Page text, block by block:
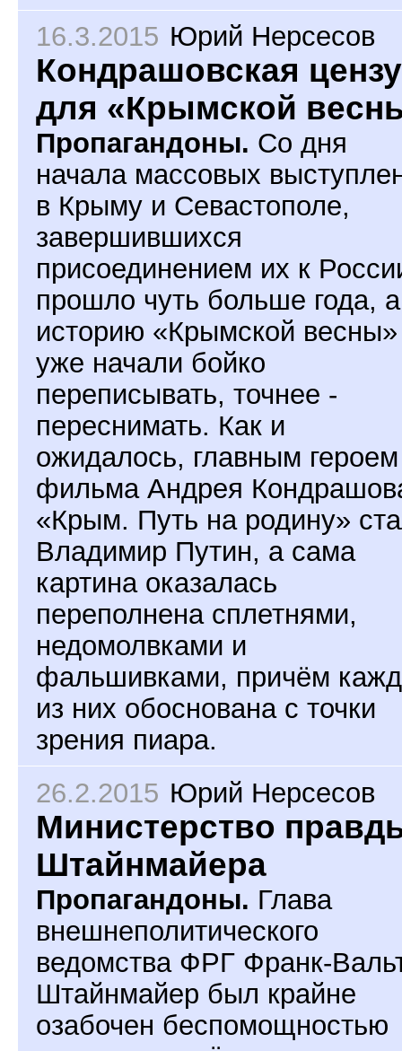
16.3.2015 Юрий Нерсесов
Кондрашовская
для «Крымской
Пропагандоны. Со дня
начала массовых
в Крыму и Севастополе,
завершившихся
присоединением их к
прошло чуть больше года, а
историю «Крымской весны»
уже начали бойко
переписывать, точнее -
переснимать. Как и
ожидалось, главным героем
фильма Андрея
«Крым. Путь на родину»
Владимир Путин, а сама
картина оказалась
переполнена сплетнями,
недомолвками и
фальшивками, причём
из них обоснована с точки
зрения пиара.
26.2.2015 Юрий Нерсесов
Министерство
Штайнмайера
Пропагандоны. Глава
внешнеполитического
ведомства ФРГ Франк-
Штайнмайер был крайне
озабочен беспомощностью